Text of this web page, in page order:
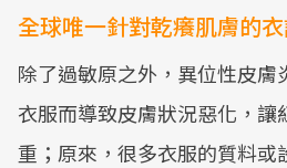
全球唯一針對乾癢肌膚的衣
除了過敏原之外，異位性皮
衣服而導致皮膚狀況惡化，讓
重；原來，很多衣服的質料或